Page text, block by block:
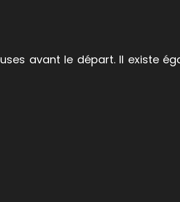
avant le départ. Il existe